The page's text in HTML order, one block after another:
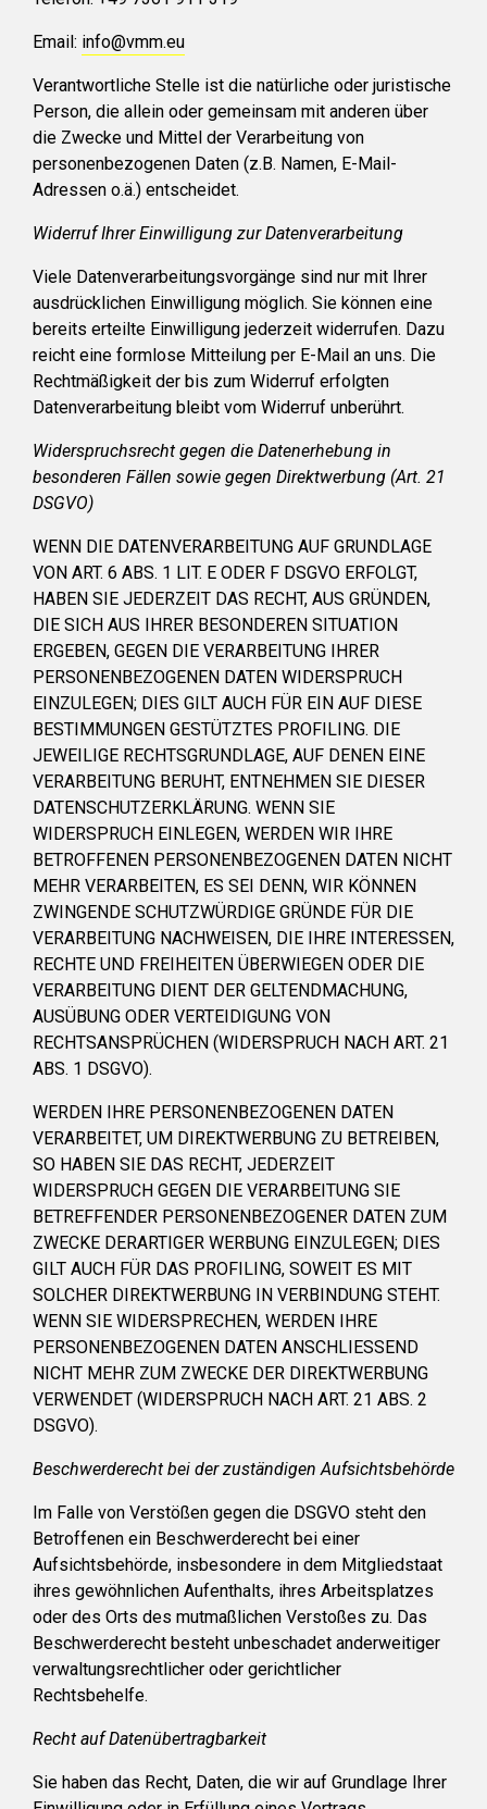
Email: info@vmm.eu
Verantwortliche Stelle ist die natürliche oder juristische
Person, die allein oder gemeinsam mit anderen über
die Zwecke und Mittel der Verarbeitung von
personenbezogenen Daten (z.B. Namen, E-Mail-
Adressen o.ä.) entscheidet.
Widerruf Ihrer Einwilligung zur Datenverarbeitung
Viele Datenverarbeitungsvorgänge sind nur mit Ihrer
ausdrücklichen Einwilligung möglich. Sie können eine
bereits erteilte Einwilligung jederzeit widerrufen. Dazu
reicht eine formlose Mitteilung per E-Mail an uns. Die
Rechtmäßigkeit der bis zum Widerruf erfolgten
Datenverarbeitung bleibt vom Widerruf unberührt.
Widerspruchsrecht gegen die Datenerhebung in
besonderen Fällen sowie gegen Direktwerbung (Art. 21
DSGVO)
WENN DIE DATENVERARBEITUNG AUF GRUNDLAGE
VON ART. 6 ABS. 1 LIT. E ODER F DSGVO ERFOLGT,
HABEN SIE JEDERZEIT DAS RECHT, AUS GRÜNDEN,
DIE SICH AUS IHRER BESONDEREN SITUATION
ERGEBEN, GEGEN DIE VERARBEITUNG IHRER
PERSONENBEZOGENEN DATEN WIDERSPRUCH
EINZULEGEN; DIES GILT AUCH FÜR EIN AUF DIESE
BESTIMMUNGEN GESTÜTZTES PROFILING. DIE
JEWEILIGE RECHTSGRUNDLAGE, AUF DENEN EINE
VERARBEITUNG BERUHT, ENTNEHMEN SIE DIESER
DATENSCHUTZERKLÄRUNG. WENN SIE
WIDERSPRUCH EINLEGEN, WERDEN WIR IHRE
BETROFFENEN PERSONENBEZOGENEN DATEN NICHT
MEHR VERARBEITEN, ES SEI DENN, WIR KÖNNEN
ZWINGENDE SCHUTZWÜRDIGE GRÜNDE FÜR DIE
VERARBEITUNG NACHWEISEN, DIE IHRE INTERESSEN,
RECHTE UND FREIHEITEN ÜBERWIEGEN ODER DIE
VERARBEITUNG DIENT DER GELTENDMACHUNG,
AUSÜBUNG ODER VERTEIDIGUNG VON
RECHTSANSPRÜCHEN (WIDERSPRUCH NACH ART. 21
ABS. 1 DSGVO).
WERDEN IHRE PERSONENBEZOGENEN DATEN
VERARBEITET, UM DIREKTWERBUNG ZU BETREIBEN,
SO HABEN SIE DAS RECHT, JEDERZEIT
WIDERSPRUCH GEGEN DIE VERARBEITUNG SIE
BETREFFENDER PERSONENBEZOGENER DATEN ZUM
ZWECKE DERARTIGER WERBUNG EINZULEGEN; DIES
GILT AUCH FÜR DAS PROFILING, SOWEIT ES MIT
SOLCHER DIREKTWERBUNG IN VERBINDUNG STEHT.
WENN SIE WIDERSPRECHEN, WERDEN IHRE
PERSONENBEZOGENEN DATEN ANSCHLIESSEND
NICHT MEHR ZUM ZWECKE DER DIREKTWERBUNG
VERWENDET (WIDERSPRUCH NACH ART. 21 ABS. 2
DSGVO).
Beschwerderecht bei der zuständigen Aufsichtsbehörde
Im Falle von Verstößen gegen die DSGVO steht den
Betroffenen ein Beschwerderecht bei einer
Aufsichtsbehörde, insbesondere in dem Mitgliedstaat
ihres gewöhnlichen Aufenthalts, ihres Arbeitsplatzes
oder des Orts des mutmaßlichen Verstoßes zu. Das
Beschwerderecht besteht unbeschadet anderweitiger
verwaltungsrechtlicher oder gerichtlicher
Rechtsbehelfe.
Recht auf Datenübertragbarkeit
Sie haben das Recht, Daten, die wir auf Grundlage Ihrer